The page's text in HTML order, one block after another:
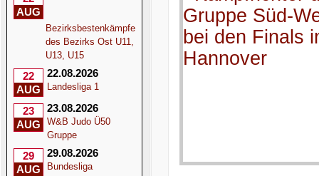
AUG
Bezirksbestenkämpfe
des Bezirks Ost U11,
U13, U15
22
AUG
22.08.2026
Landesliga 1
23
AUG
23.08.2026
W&B Judo Ü50
Gruppe
29
AUG
29.08.2026
Bundesliga